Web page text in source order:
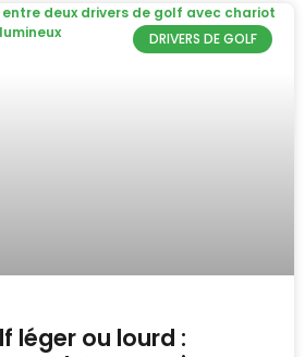
DRIVERS DE GOLF
léger ou lourd :